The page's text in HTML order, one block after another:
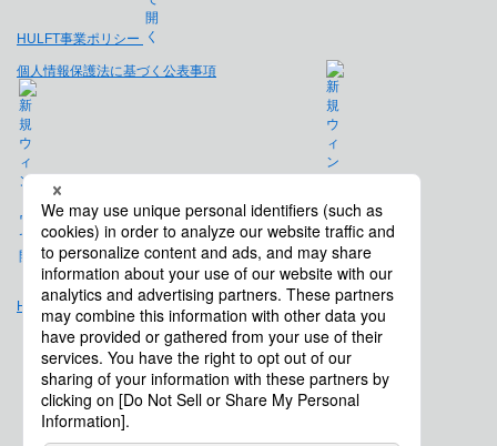
HULFT事業ポリシー
個人情報保護法に基づく公表事項
免責事項
Hulft.com